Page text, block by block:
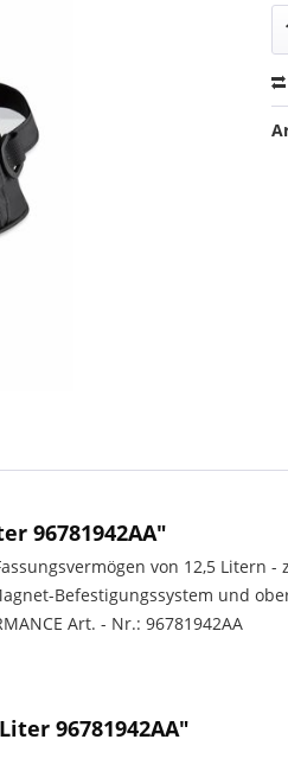
96781942AA"
von 12,5 Litern
Befestigungssystem und
Art. - Nr.: 96781942AA
96781942AA"